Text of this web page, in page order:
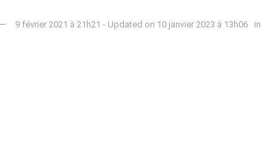
9 février 2021 à 21h21 - Updated on 10 janvier 2023 à 13h06 in